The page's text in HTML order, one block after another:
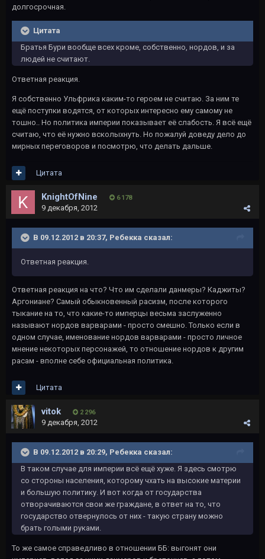
долгосрочная.
Цитата
Братья Бури вообще всех кроме, собственно, нордов, и за
людей не считают.
Ответная реакция.
Я собственно Ульфрика каким-то героем не считаю. За ним те
ещё поступки водятся, от которых интересно ему самому не
тошно.. Но политика империи показывает её слабость. Я всё ещё
считаю, что её нужно всколыхнуть. Но пожалуй доведу дело до
мирных переговоров и посмотрю, что делать дальше.
Цитата
KnightOfNine 6 178
9 декабря, 2012
В 09.12.2012 в 20:37, Ребекка сказал:
Ответная реакция.
Ответная реакция на что? Что им сделали данмеры? Каджиты?
Аргониане? Самый обыкновенный расизм, после которого
тыкание на то, что какие-то имперцы весьма заслуженно
называют нордов варварами - просто смешно. Только если в
одном случае, именование нордов варварами - просто личное
мнение некоторых персонажей, то отношение нордов к другим
расам - вполне себе официальная политика.
Цитата
vitok 2 296
9 декабря, 2012
В 09.12.2012 в 20:29, Ребекка сказал:
В таком случае для империи всё ещё хуже. Я здесь смотрю
со стороны населения, которому чхать на высокие материи
и большую политику. И вот когда от государства
отворачиваются свои же граждане, в ответ на то, что
государство отвернулось от них - такую страну можно
брать голыми руками.
То же самое справедливо в отношении ББ: выгонят они